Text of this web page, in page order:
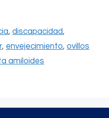
,discapacidad,
, envejecimiento, ovillos
amiloides